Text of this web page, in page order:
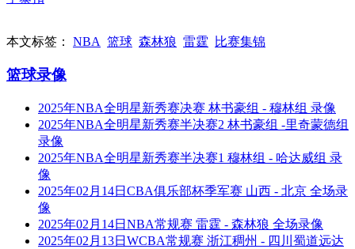
本文标签： NBA 篮球 森林狼 雷霆 比赛集锦
篮球录像
2025年NBA全明星新秀赛决赛 林书豪组 - 穆林组 录像
2025年NBA全明星新秀赛半决赛2 林书豪组 -里奇蒙德组
录像
2025年NBA全明星新秀赛半决赛1 穆林组 - 哈达威组 录
像
2025年02月14日CBA俱乐部杯季军赛 山西 - 北京 全场录
像
2025年02月14日NBA常规赛 雷霆 - 森林狼 全场录像
2025年02月13日WCBA常规赛 浙江稠州 - 四川蜀道远达